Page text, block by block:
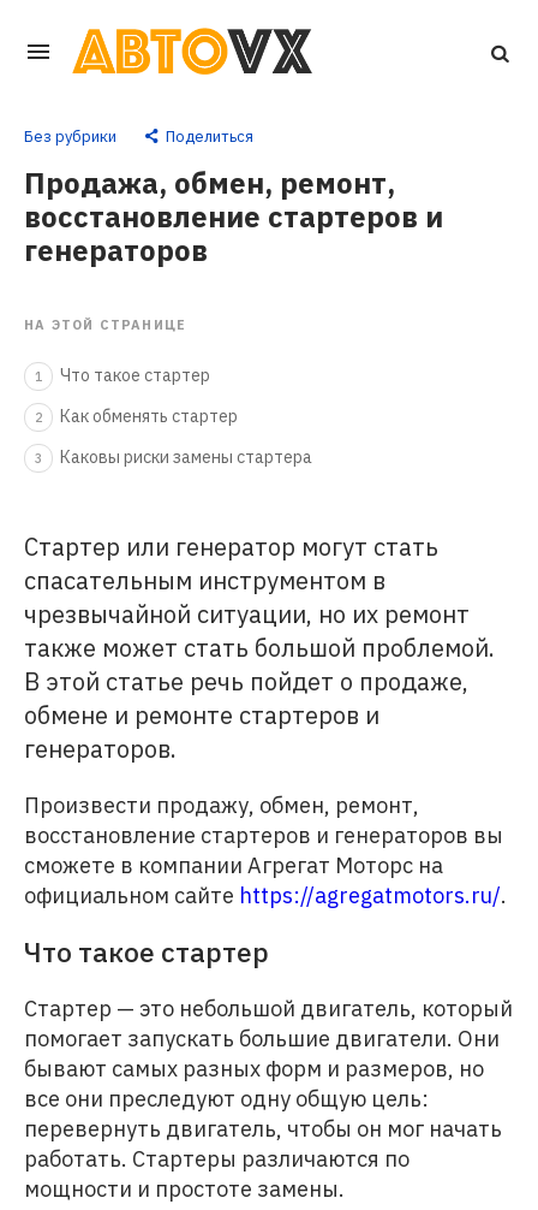
Перейти
контенту
Без рубрики Поделиться
Продажа, обмен, ремонт,
восстановление стартеров и
генераторов
НА ЭТОЙ СТРАНИЦЕ
1 Что такое стартер
2 Как обменять стартер
3 Каковы риски замены стартера
Стартер или генератор могут стать
спасательным инструментом в
чрезвычайной ситуации, но их ремонт
также может стать большой проблемой.
В этой статье речь пойдет о продаже,
обмене и ремонте стартеров и
генераторов.
Произвести продажу, обмен, ремонт,
восстановление стартеров и генераторов вы
сможете в компании Агрегат Моторс на
официальном сайте https://agregatmotors.ru/.
Что такое стартер
Стартер — это небольшой двигатель, который
помогает запускать большие двигатели. Они
бывают самых разных форм и размеров, но
все они преследуют одну общую цель:
перевернуть двигатель, чтобы он мог начать
работать. Стартеры различаются по
мощности и простоте замены.